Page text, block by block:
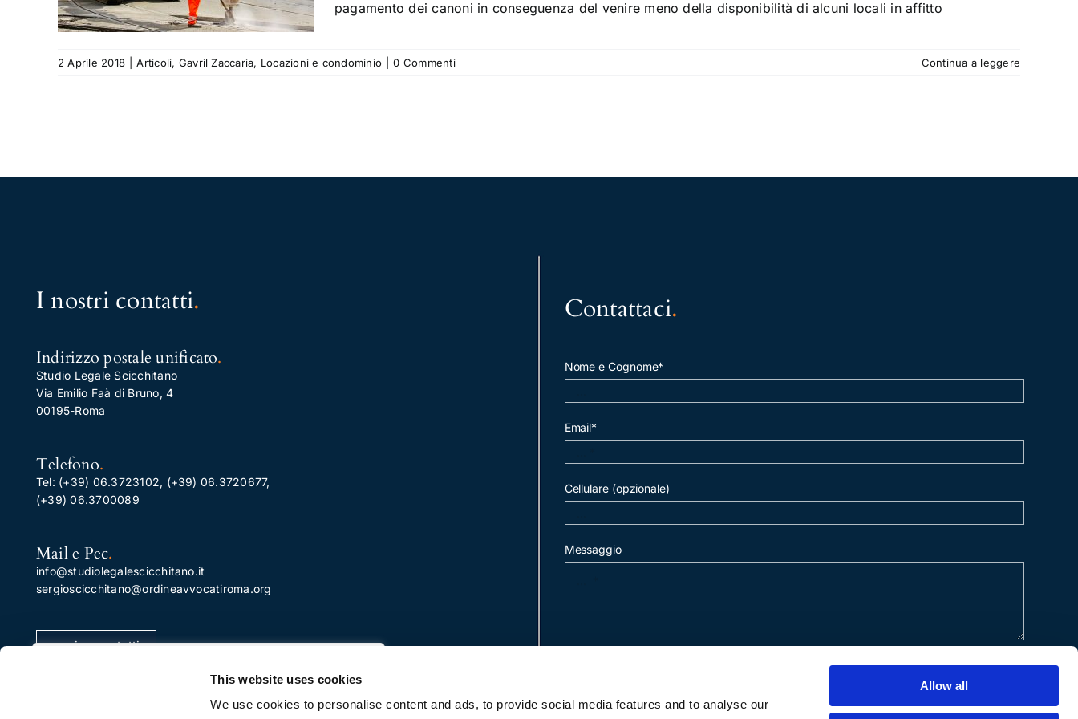
This website uses cookies
We use cookies to personalise content and ads, to provide social media features and to analyse our
Allow all
Utilizziamo i cookie per migliorare la tua esperienza di
pagamento dei canoni in conseguenza del venire meno della disponibilità di alcuni locali in affitto
2 Aprile 2018 Articoli, Gavril Zaccaria, Locazioni e condominio 0 Commenti Continua a leggere
I nostri contatti.
Indirizzo postale unificato.
Studio Legale Scicchitano
Via Emilio Faà di Bruno, 4
00195-Roma
Telefono.
Tel: (+39) 06.3723102, (+39) 06.3720677,
(+39) 06.3700089
Mail e Pec.
info@studiolegalescicchitano.it
sergioscicchitano@ordineavvocatiroma.org
pagina contatti
Contattaci.
Nome e Cognome*
Email*
Cellulare (opzionale)
Messaggio